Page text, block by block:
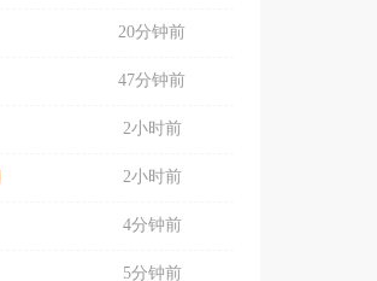
20分钟前
47分钟前
2小时前
2小时前
4分钟前
5分钟前